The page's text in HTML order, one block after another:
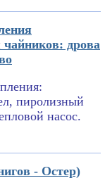
чайников: дрова
пиролизный
насос.
- Остер)